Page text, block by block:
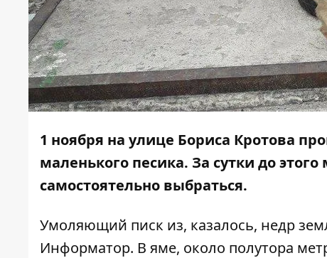
1 ноября на улице Бориса Кротова
маленького песика. За сутки до
самостоятельно выбраться.
Умоляющий писк из, казалось, недр
Информатор. В яме, около полутора